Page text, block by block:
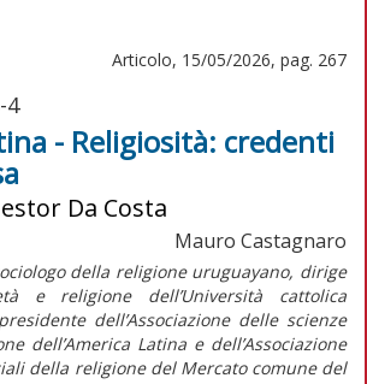
Articolo, 15/05/2026, pag. 267
4
- Religiosità: credenti
Da Costa
Mauro Castagnaro
della religione uruguayano, dirige
e religione dell’Università cattolica
dell’Associazione delle scienze
dell’America Latina e dell’Associazione
della religione del Mercato comune del